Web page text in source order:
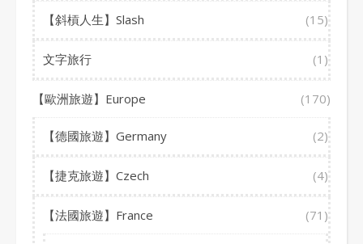
【斜槓人生】Slash (15)
文字旅行 (1)
【歐洲旅遊】Europe (170)
【德國旅遊】Germany (2)
【捷克旅遊】Czech (4)
【法國旅遊】France (71)